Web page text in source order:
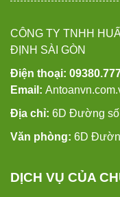
CÔNG TY TNHH
ĐỊNH SÀI GÒN
Điện thoại:
Email:
Địa chỉ: 6D Đường số
Văn phòng: 6D
DỊCH VỤ CỦA